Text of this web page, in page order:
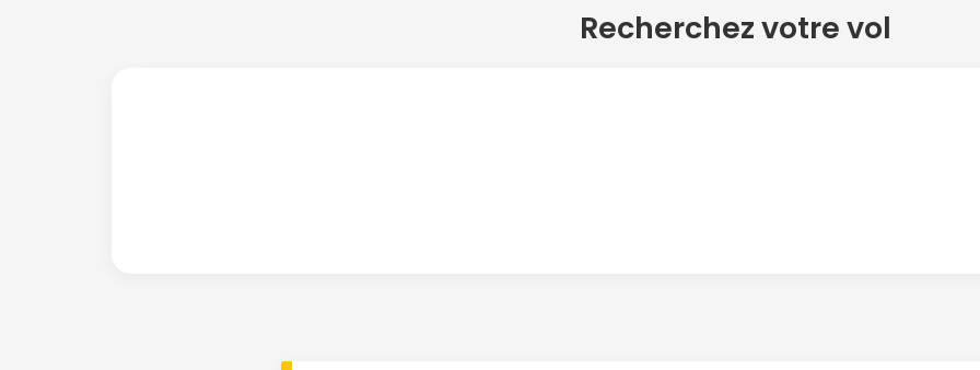
Recherchez votre vol